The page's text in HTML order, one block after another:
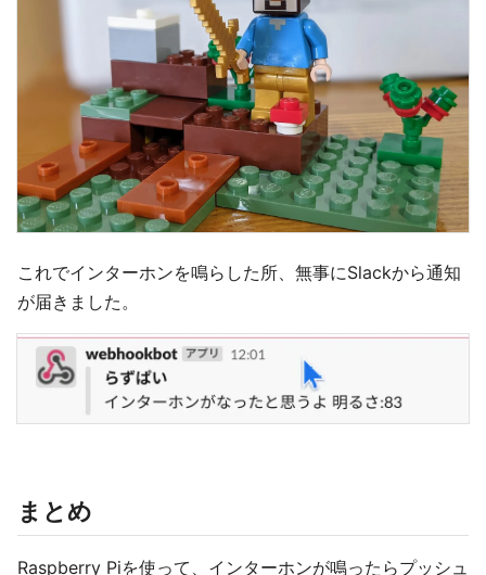
これでインターホンを鳴らした所、無事にSlackから通知
が届きました。
まとめ
Raspberry Piを使って、インターホンが鳴ったらプッシュ